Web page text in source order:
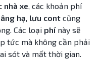
nhà xe, các khoản phí
hạ, lưu cont cũng
Các loại phínày sẽ
tức mà không cần phải
sót và mất thời gian.